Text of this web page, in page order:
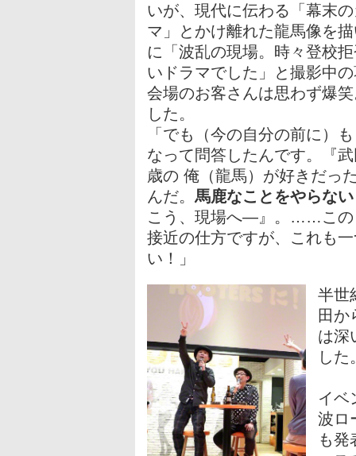
いが、現代に伝わる「幕末
マ」とかけ離れた龍馬像を
に「波乱の現場。時々登校
いドラマでした」と撮影中
会場のお客さんは思わず爆
した。
「でも（今の自分の前に）
なって問答したんです。『
歳の 俺（龍馬）が好きだっ
んだ。 馬鹿なことをやらな
こう、現場へ―』。……この
接近の仕方ですが、これも
い！」
半世
田か
は深
した
イベ
波ロ
も発